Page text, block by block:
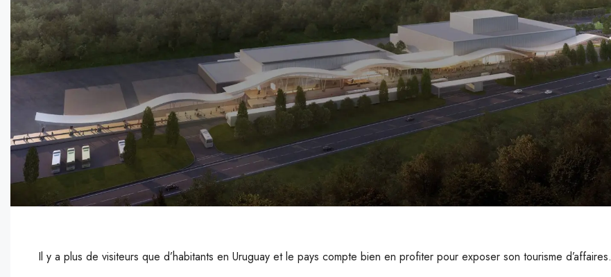
Il y a plus de visiteurs que d’habitants en Uruguay et le pays compte bien en profiter pour exposer son tourisme d’affaires.